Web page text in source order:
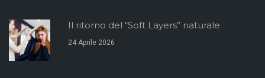
Il ritorno del “Soft Layers” naturale
24 Aprile 2026